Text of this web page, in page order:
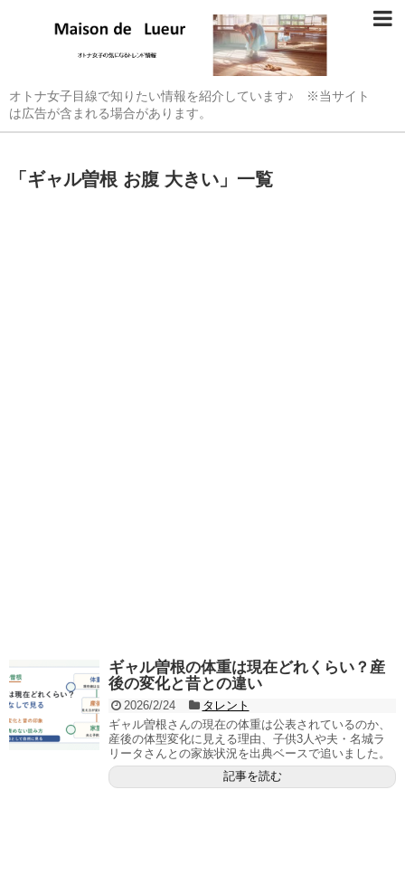
オトナ女子目線で知りたい情報を紹介しています♪ ※当サイト
は広告が含まれる場合があります。
「 ギャル曽根 お腹 大きい 」 一覧
ギャル曽根の体重は現在どれくらい？産
後の変化と昔との違い
2026/2/24
タレント
ギャル曽根さんの現在の体重は公表されているのか、
産後の体型変化に見える理由、子供3人や夫・名城ラ
リータさんとの家族状況を出典ベースで追いました。
記事を読む